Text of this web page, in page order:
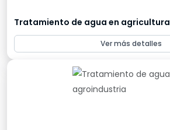
Tratamiento de agua en agricultura
Ver más detalles